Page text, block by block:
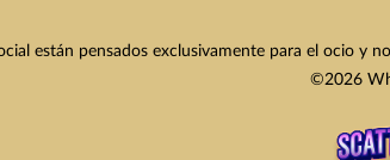
están pensados exclusivamente para el ocio
©2026